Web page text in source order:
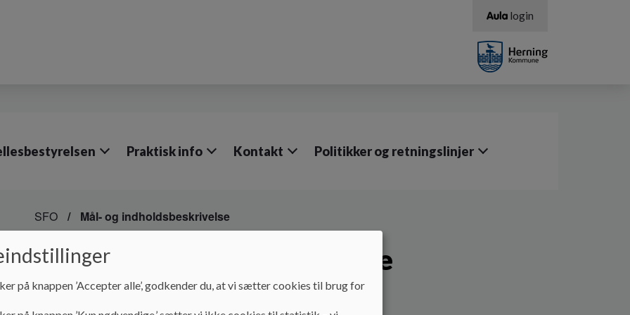
login
Praktisk info Kontakt Politikker og retningslinjer
SFO Mål- og indholdsbeskrivelse
Mål- og indholdsbeskrivelse
på knappen ’Accepter alle’, godkender du, at vi sætter cookies til brug for